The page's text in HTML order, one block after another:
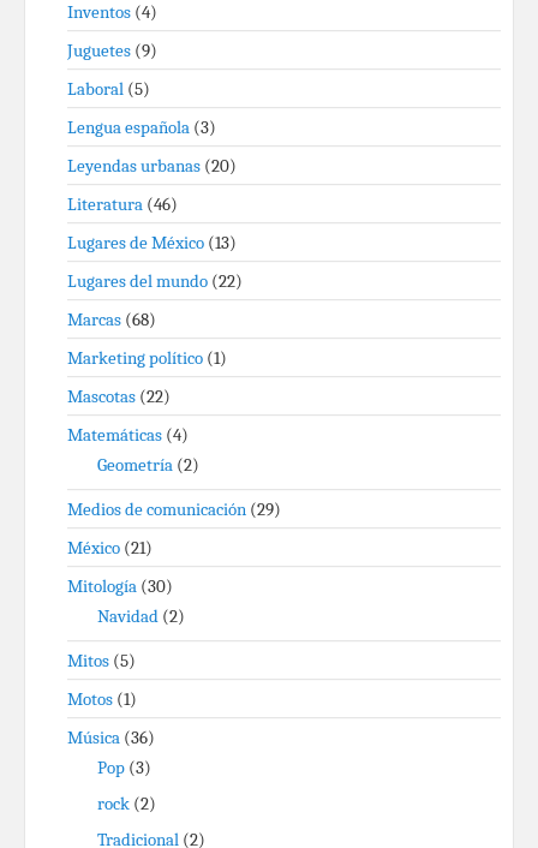
Inventos (4)
Juguetes (9)
Laboral (5)
Lengua española (3)
Leyendas urbanas (20)
Literatura (46)
Lugares de México (13)
Lugares del mundo (22)
Marcas (68)
Marketing político (1)
Mascotas (22)
Matemáticas (4)
Geometría (2)
Medios de comunicación (29)
México (21)
Mitología (30)
Navidad (2)
Mitos (5)
Motos (1)
Música (36)
Pop (3)
rock (2)
Tradicional (2)